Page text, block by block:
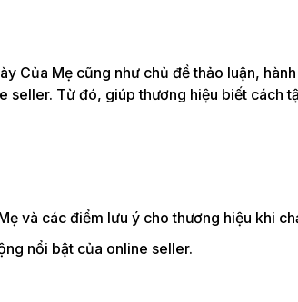
Của Mẹ cũng như chủ đề thảo luận,
Từ đó, giúp thương hiệu biết cách
và các điểm lưu ý cho thương hiệu khi
nổi bật của online seller.